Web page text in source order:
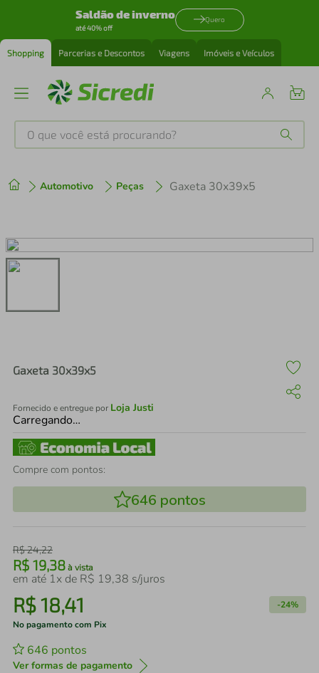
Saldão de inverno
até 40% off
Quero
Shopping Parcerias e Descontos Viagens Imóveis e Veículos
O que você está procurando?
Automotivo Peças Gaxeta 30x39x5
Gaxeta 30x39x5
Fornecido e entregue por Loja Justi
Carregando…
Compre com pontos:
646 pontos
R$24,22
R$ 19,38 à vista
em até 1x de R$ 19,38 s/juros
R$18,41 -24%
No pagamento com Pix
646 pontos
Ver formas de pagamento
2º cafeteira